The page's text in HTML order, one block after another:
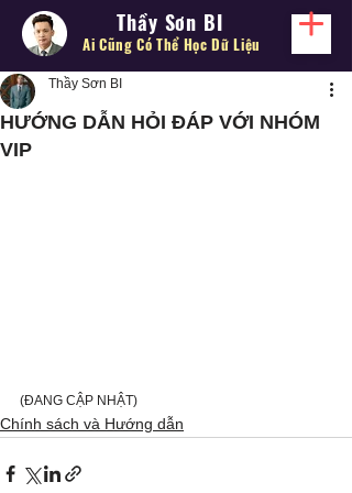
Thầy Sơn BI
Ai Cũng Có Thể Học Dữ Liệu
HƯỚNG DẪN HỎI ĐÁP VỚI NHÓM
VIP
Thầy Sơn BI
(ĐANG CẬP NHẬT)
Chính sách và Hướng dẫn